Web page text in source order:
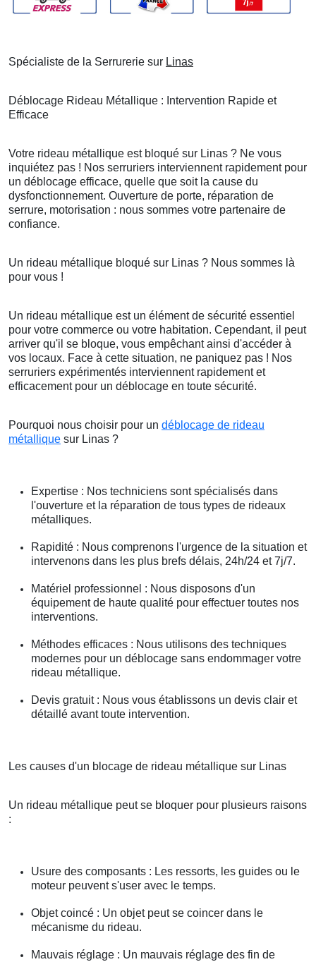
Spécialiste de la Serrurerie sur Linas
Déblocage Rideau Métallique : Intervention Rapide et
Efficace
Votre rideau métallique est bloqué sur Linas ? Ne vous
inquiétez pas ! Nos serruriers interviennent rapidement pour
un déblocage efficace, quelle que soit la cause du
dysfonctionnement. Ouverture de porte, réparation de
serrure, motorisation : nous sommes votre partenaire de
confiance.
Un rideau métallique bloqué sur Linas ? Nous sommes là
pour vous !
Un rideau métallique est un élément de sécurité essentiel
pour votre commerce ou votre habitation. Cependant, il peut
arriver qu'il se bloque, vous empêchant ainsi d'accéder à
vos locaux. Face à cette situation, ne paniquez pas ! Nos
serruriers expérimentés interviennent rapidement et
efficacement pour un déblocage en toute sécurité.
Pourquoi nous choisir pour un déblocage de rideau
métallique sur Linas ?
Expertise : Nos techniciens sont spécialisés dans
l'ouverture et la réparation de tous types de rideaux
métalliques.
Rapidité : Nous comprenons l'urgence de la situation et
intervenons dans les plus brefs délais, 24h/24 et 7j/7.
Matériel professionnel : Nous disposons d'un
équipement de haute qualité pour effectuer toutes nos
interventions.
Méthodes efficaces : Nous utilisons des techniques
modernes pour un déblocage sans endommager votre
rideau métallique.
Devis gratuit : Nous vous établissons un devis clair et
détaillé avant toute intervention.
Les causes d'un blocage de rideau métallique sur Linas
Un rideau métallique peut se bloquer pour plusieurs raisons
:
Usure des composants : Les ressorts, les guides ou le
moteur peuvent s'user avec le temps.
Objet coincé : Un objet peut se coincer dans le
mécanisme du rideau.
Mauvais réglage : Un mauvais réglage des fin de